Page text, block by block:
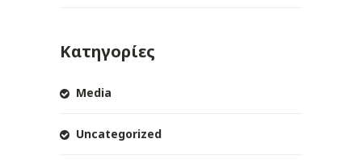
Κατηγορίες
Media
Uncategorized